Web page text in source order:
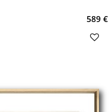
589 €